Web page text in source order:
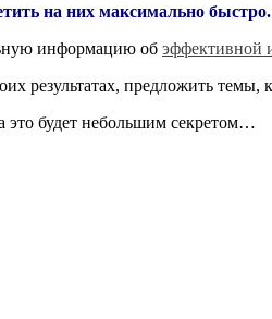
на них максимально быстро.
информацию об эффективной
предложить темы,
это будет небольшим секретом…